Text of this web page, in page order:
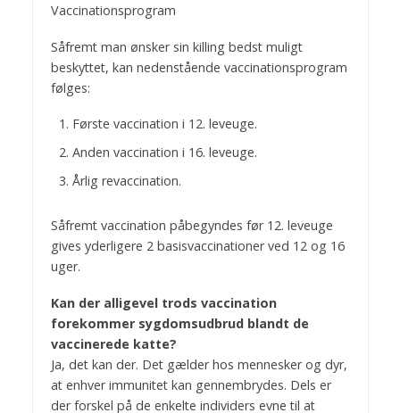
Vaccinationsprogram
Såfremt man ønsker sin killing bedst muligt
beskyttet, kan nedenstående vaccinationsprogram
følges:
Første vaccination i 12. leveuge.
Anden vaccination i 16. leveuge.
Årlig revaccination.
Såfremt vaccination påbegyndes før 12. leveuge
gives yderligere 2 basisvaccinationer ved 12 og 16
uger.
Kan der alligevel trods vaccination
forekommer sygdomsudbrud blandt de
vaccinerede katte?
Ja, det kan der. Det gælder hos mennesker og dyr,
at enhver immunitet kan gennembrydes. Dels er
der forskel på de enkelte individers evne til at